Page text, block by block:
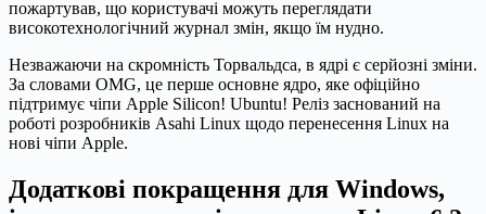
пожартував, що користувачі можуть переглядати
високотехнологічний журнал змін, якщо їм нудно.
Незважаючи на скромність Торвальдса, в ядрі є серйозні зміни.
За словами OMG, це перше основне ядро, яке офіційно
підтримує чіпи Apple Silicon! Ubuntu! Реліз заснований на
роботі розробників Asahi Linux щодо перенесення Linux на
нові чіпи Apple.
Додаткові покращення для Windows,